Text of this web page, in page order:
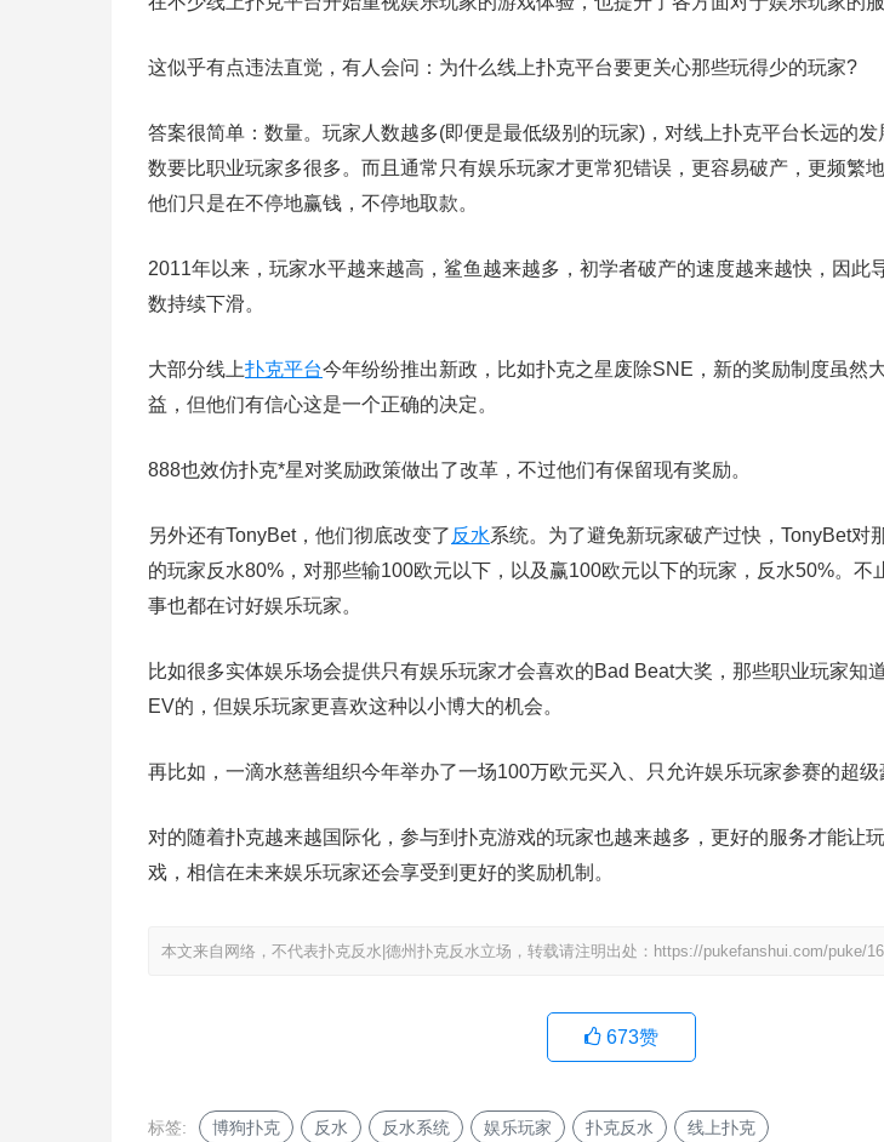
这似乎有点违法直觉，有人会问：为什么线上扑克平台要更关心那些玩得少的玩家?
答案很简单：数量。玩家人数越多(即便是最低级别的玩家)，对线上扑克平台长远的发
数要比职业玩家多很多。而且通常只有娱乐玩家才更常犯错误，更容易破产，更频繁
他们只是在不停地赢钱，不停地取款。
2011年以来，玩家水平越来越高，鲨鱼越来越多，初学者破产的速度越来越快，因此
数持续下滑。
大部分线上扑克平台今年纷纷推出新政，比如扑克之星废除SNE，新的奖励制度虽然
益，但他们有信心这是一个正确的决定。
888也效仿扑克*星对奖励政策做出了改革，不过他们有保留现有奖励。
另外还有TonyBet，他们彻底改变了 反水系统。为了避免新玩家破产过快，TonyBet对
的玩家反水80%，对那些输100欧元以下，以及赢100欧元以下的玩家，反水50%。不
事也都在讨好娱乐玩家。
比如很多实体娱乐场会提供只有娱乐玩家才会喜欢的Bad Beat大奖，那些职业玩家知
EV的，但娱乐玩家更喜欢这种以小博大的机会。
再比如，一滴水慈善组织今年举办了一场100万欧元买入、只允许娱乐玩家参赛的超级
对的随着扑克越来越国际化，参与到扑克游戏的玩家也越来越多，更好的服务才能让
戏，相信在未来娱乐玩家还会享受到更好的奖励机制。
本文来自网络，不代表扑克反水|德州扑克反水立场，转载请注明出处：https://pukefanshui.com/puke/
673赞
标签: 博狗扑克 反水 反水系统 娱乐玩家 扑克反水 线上扑克